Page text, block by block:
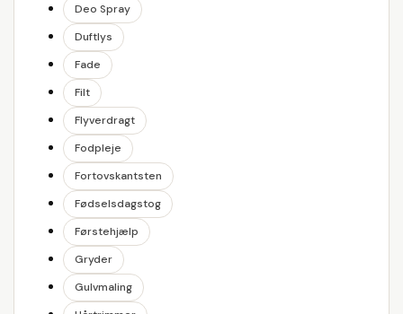
Deo Spray
Duftlys
Fade
Filt
Flyverdragt
Fodpleje
Fortovskantsten
Fødselsdagstog
Førstehjælp
Gryder
Gulvmaling